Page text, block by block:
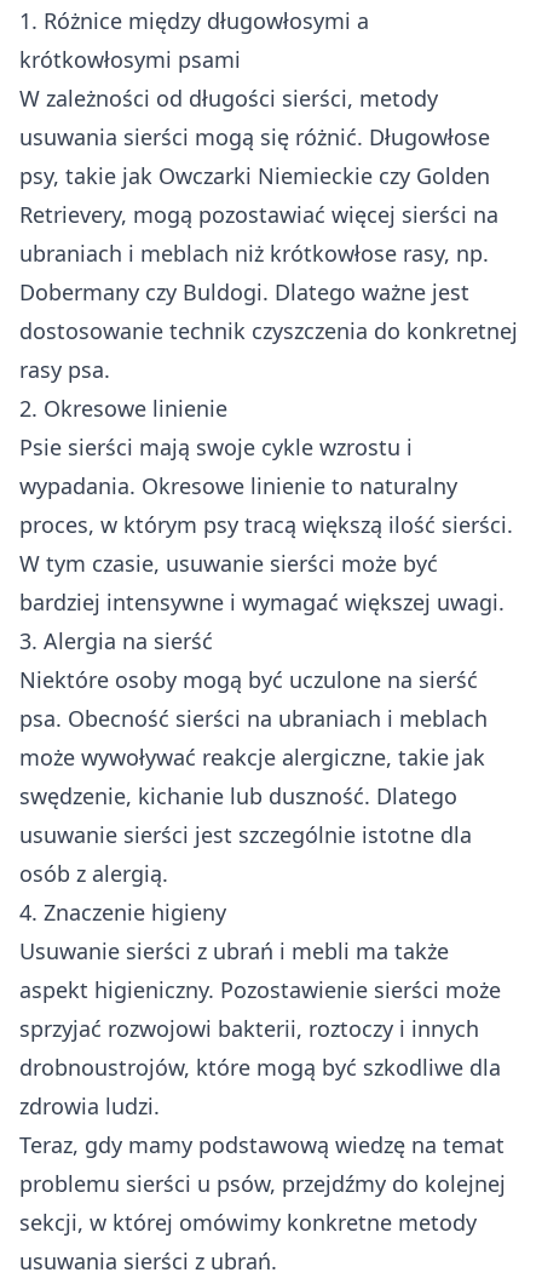
1. Różnice między długowłosymi a
krótkowłosymi psami
W zależności od długości sierści, metody
usuwania sierści mogą się różnić. Długowłose
psy, takie jak Owczarki Niemieckie czy Golden
Retrievery, mogą pozostawiać więcej sierści na
ubraniach i meblach niż krótkowłose rasy, np.
Dobermany czy Buldogi. Dlatego ważne jest
dostosowanie technik czyszczenia do konkretnej
rasy psa.
2. Okresowe linienie
Psie sierści mają swoje cykle wzrostu i
wypadania. Okresowe linienie to naturalny
proces, w którym psy tracą większą ilość sierści.
W tym czasie, usuwanie sierści może być
bardziej intensywne i wymagać większej uwagi.
3. Alergia na sierść
Niektóre osoby mogą być uczulone na sierść
psa. Obecność sierści na ubraniach i meblach
może wywoływać reakcje alergiczne, takie jak
swędzenie, kichanie lub duszność. Dlatego
usuwanie sierści jest szczególnie istotne dla
osób z alergią.
4. Znaczenie higieny
Usuwanie sierści z ubrań i mebli ma także
aspekt higieniczny. Pozostawienie sierści może
sprzyjać rozwojowi bakterii, roztoczy i innych
drobnoustrojów, które mogą być szkodliwe dla
zdrowia ludzi.
Teraz, gdy mamy podstawową wiedzę na temat
problemu sierści u psów, przejdźmy do kolejnej
sekcji, w której omówimy konkretne metody
usuwania sierści z ubrań.